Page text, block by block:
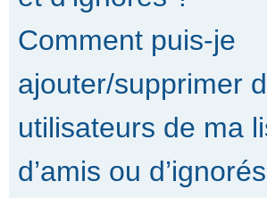
Comment puis-je
ajouter/supprimer
utilisateurs de ma
d’amis ou